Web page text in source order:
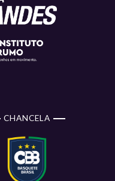
CHANCELA